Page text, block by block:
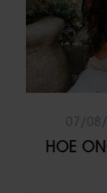
HOE